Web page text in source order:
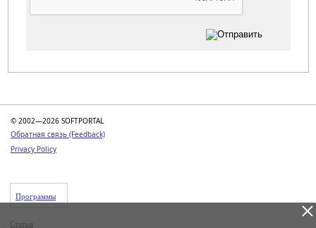
© 2002—2026 SOFTPORTAL
Обратная связь (Feedback)
Privacy Policy
Программы
Статьи